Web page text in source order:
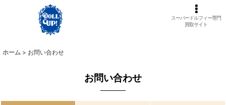
スーパードルフィー専門
買取サイト
ホーム > お問い合わせ
お問い合わせ